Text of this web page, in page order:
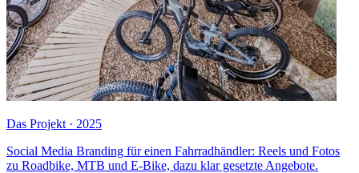
Das Projekt · 2025
Social Media Branding für einen Fahrradhändler: Reels und Fotos
zu Roadbike, MTB und E-Bike, dazu klar gesetzte Angebote.